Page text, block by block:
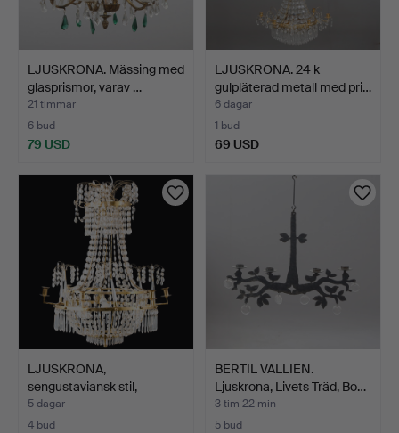
LJUSKRONA. Mässing med
glasprismor, varav …
21 timmar
6 bud
79 USD
LJUSKRONA. 24 k
gulpläterad metall med pri…
6 dagar
1 bud
69 USD
LJUSKRONA,
sengustaviansk stil,
omkring år…
5 dagar
4 bud
BERTIL VALLIEN.
Ljuskrona, Livets Träd, Bo…
3 tim 22 min
5 bud